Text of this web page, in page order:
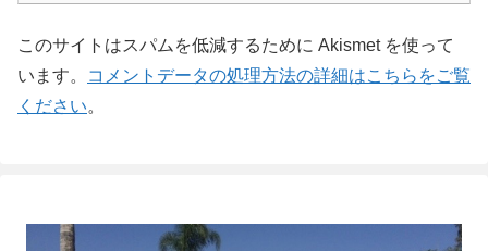
このサイトはスパムを低減するために Akismet を使って
います。
コメントデータの処理方法の詳細はこちらをご覧
ください。